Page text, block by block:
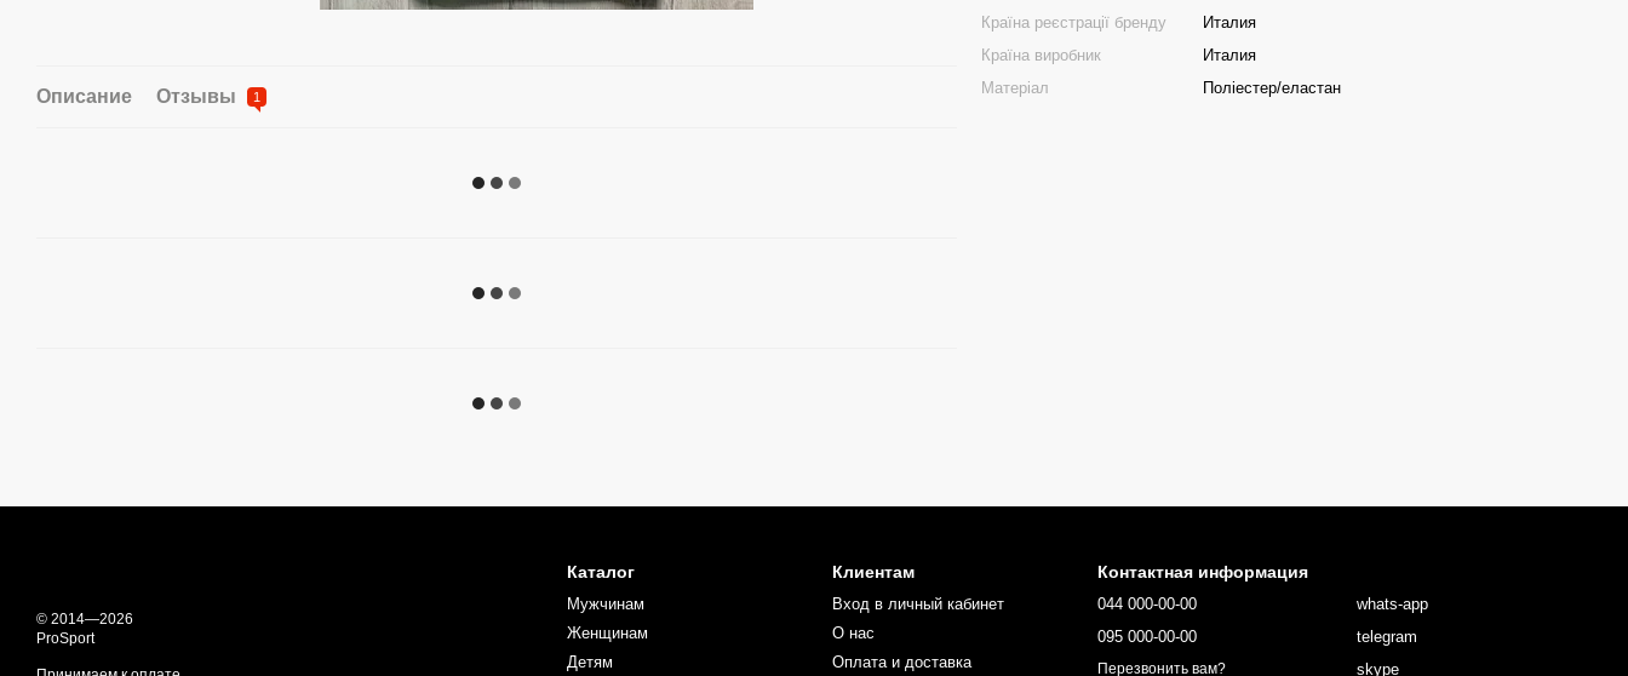
Описание Отзывы 1
Країна реєстрації бренду
Италия
Країна виробник
Италия
Матеріал
Поліестер/еластан
© 2014—2026
ProSport
Каталог
Мужчинам
Женщинам
Детям
Клиентам
Вход в личный кабинет
О нас
Оплата и доставка
Контактная информация
044 000-00-00
095 000-00-00
Перезвонить вам?
whats-app
telegram
skype